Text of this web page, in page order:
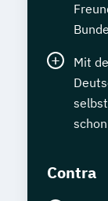
Mit
Contra